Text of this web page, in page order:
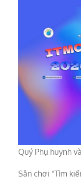
Quý Phụ huynh
Sân chơi “Tìm